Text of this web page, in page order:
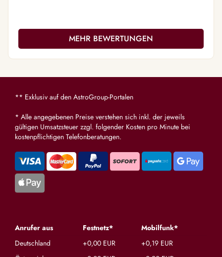
MEHR BEWERTUNGEN
** Exklusiv auf den AstroGroup-Portalen
* Alle angegebenen Preise verstehen sich inkl. der jeweils
gültigen Umsatzsteuer zzgl. folgender Kosten pro Minute bei
kostenpflichtigen Telefonberatungen.
Anrufer aus Festnetz*
Mobilfunk*
Deutschland
+0,00 EUR
+0,19 EUR